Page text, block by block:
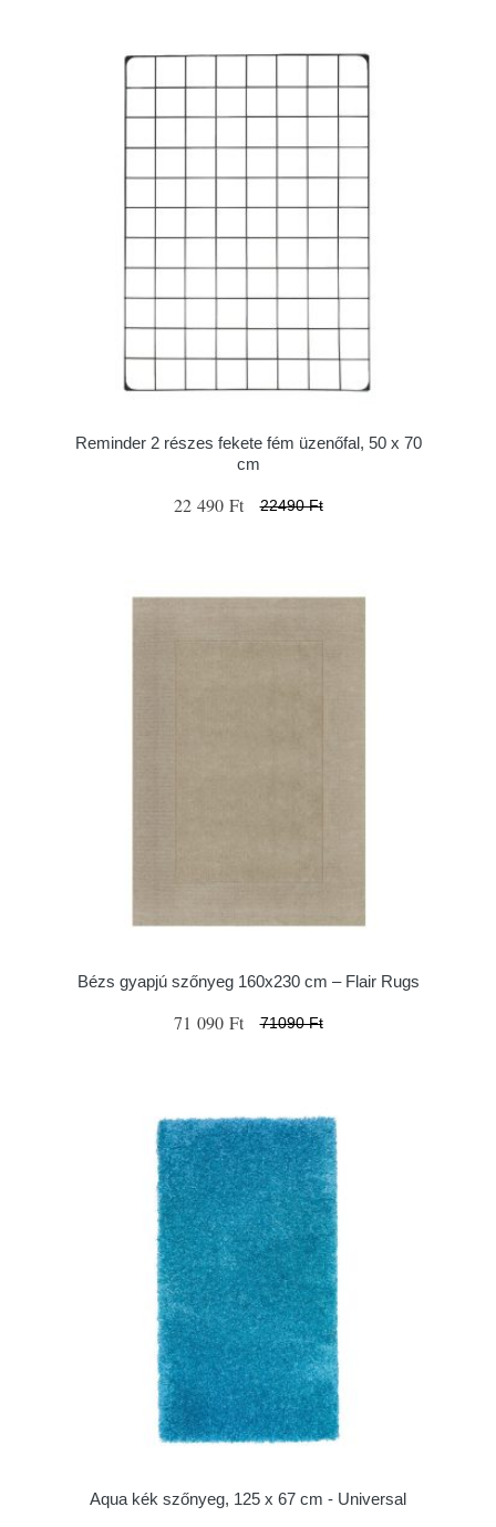
Reminder 2 részes fekete fém üzenőfal, 50 x 70
cm
22 490 Ft 22490 Ft
Bézs gyapjú szőnyeg 160x230 cm – Flair Rugs
71 090 Ft 71090 Ft
Aqua kék szőnyeg, 125 x 67 cm - Universal